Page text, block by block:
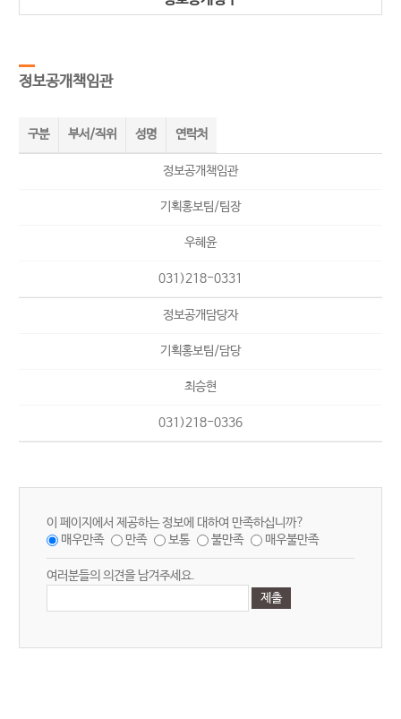
정보공개책임관
구분 부서/직위 성명 연락처
정보공개책임관
기획홍보팀/팀장
우혜윤
031)218-0331
정보공개담당자
기획홍보팀/담당
최승현
031)218-0336
이 페이지에서 제공하는 정보에 대하여 만족하십니까?
매우만족
만족 보통 불만족 매우불만족
여러분들의 의견을 남겨주세요.